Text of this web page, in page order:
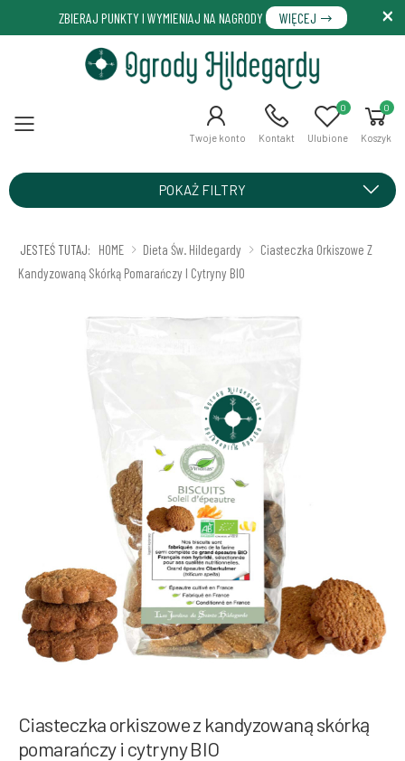
ZBIERAJ PUNKTY I WYMIENIAJ NA NAGRODY WIĘCEJ
Menu Twoje konto Kontakt Ulubione
0 0
Koszyk
POKAŻ FILTRY
JESTEŚ TUTAJ: HOME Dieta Św. Hildegardy
Ciasteczka Orkiszowe Z
Kandyzowaną Skórką Pomarańczy I Cytryny BIO
Ciasteczka orkiszowe z kandyzowaną skórką
pomarańczy i cytryny BIO